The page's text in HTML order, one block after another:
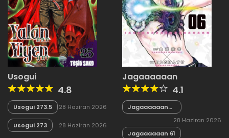
Usogui
4.8
Usogui 273.5 28 Haziran 2026
Usogui 273 28 Haziran 2026
Jagaaaaaan
4.1
Jagaaaaaan
62
28 Haziran 2026
Jagaaaaaan 61